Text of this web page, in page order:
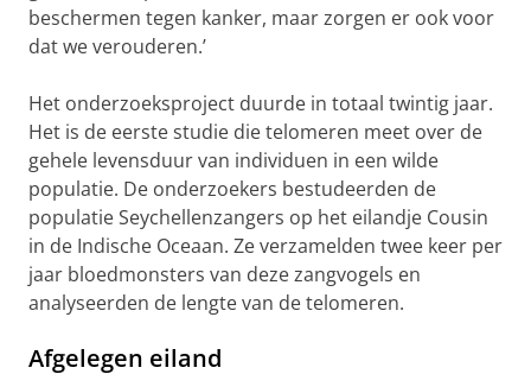
beschermen tegen kanker, maar zorgen er ook voor
dat we verouderen.’
Het onderzoeksproject duurde in totaal twintig jaar.
Het is de eerste studie die telomeren meet over de
gehele levensduur van individuen in een wilde
populatie. De onderzoekers bestudeerden de
populatie Seychellenzangers op het eilandje Cousin
in de Indische Oceaan. Ze verzamelden twee keer per
jaar bloedmonsters van deze zangvogels en
analyseerden de lengte van de telomeren.
Afgelegen eiland